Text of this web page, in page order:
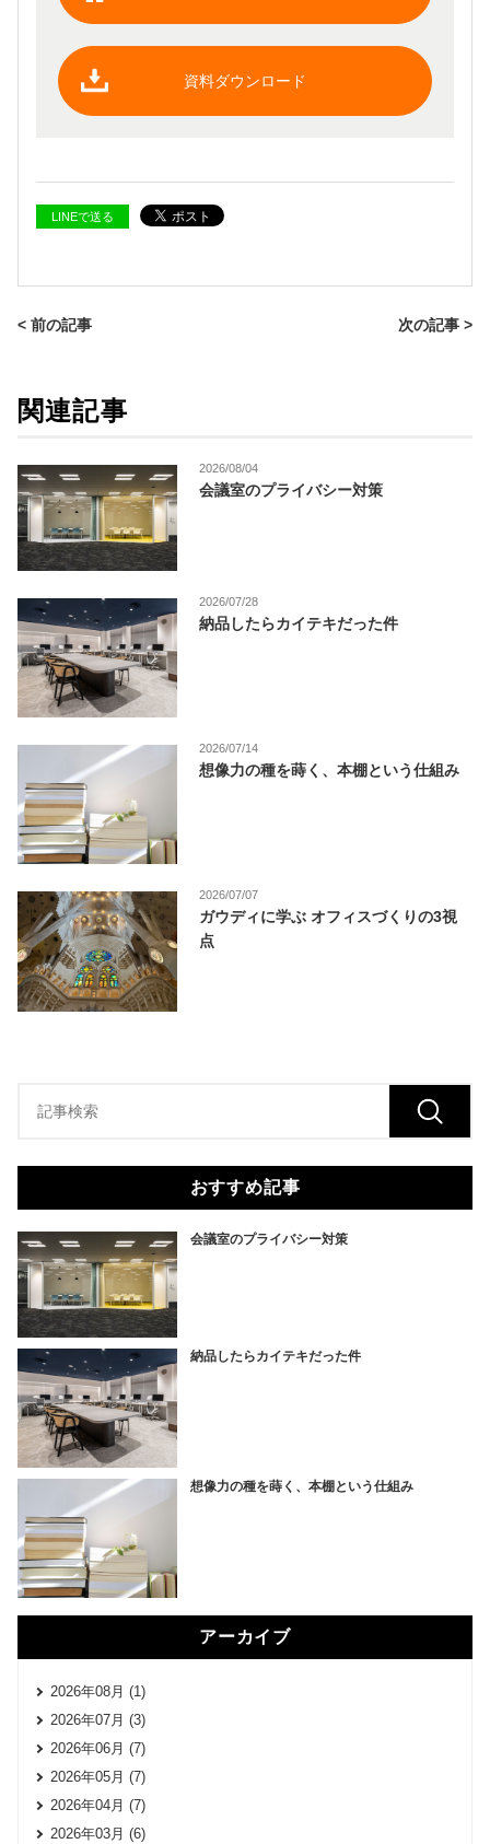
資料ダウンロード
LINEで送る
< 前の記事 次の記事 >
関連記事
2026/08/04
会議室のプライバシー対策
2026/07/28
納品したらカイテキだった件
2026/07/14
想像力の種を蒔く、本棚という仕組み
2026/07/07
ガウディに学ぶ オフィスづくりの3視
点
おすすめ記事
会議室のプライバシー対策
納品したらカイテキだった件
想像力の種を蒔く、本棚という仕組み
アーカイブ
2026年08月 (1)
2026年07月 (3)
2026年06月 (7)
2026年05月 (7)
2026年04月 (7)
2026年03月 (6)